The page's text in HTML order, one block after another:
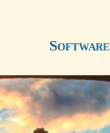
Software